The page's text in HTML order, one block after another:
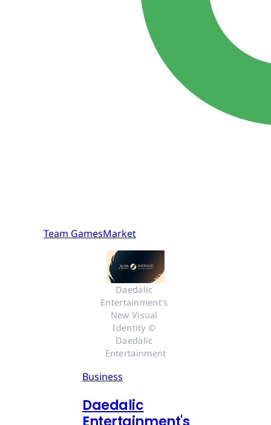
Team GamesMarket
Daedalic
Entertainment's
New Visual
Identity ©
Daedalic
Entertainment
Business
Daedalic